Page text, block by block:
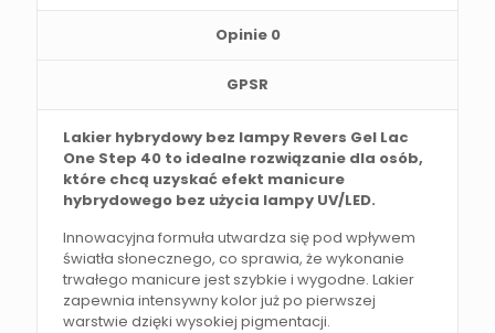
Opinie 0
GPSR
Lakier hybrydowy bez lampy Revers Gel Lac
One Step 40 to idealne rozwiązanie dla osób,
które chcą uzyskać efekt manicure
hybrydowego bez użycia lampy UV/LED.
Innowacyjna formuła utwardza się pod wpływem
światła słonecznego, co sprawia, że wykonanie
trwałego manicure jest szybkie i wygodne. Lakier
zapewnia intensywny kolor już po pierwszej
warstwie dzięki wysokiej pigmentacji.